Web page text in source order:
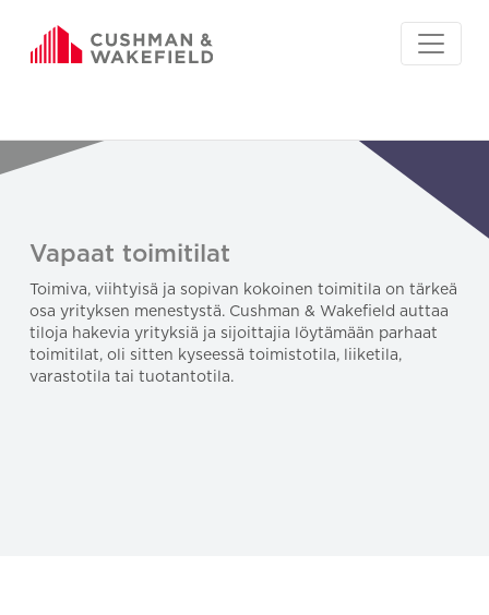
Vapaat toimitilat
Toimiva, viihtyisä ja sopivan kokoinen toimitila on tärkeä
osa yrityksen menestystä. Cushman & Wakefield auttaa
tiloja hakevia yrityksiä ja sijoittajia löytämään parhaat
toimitilat, oli sitten kyseessä toimistotila, liiketila,
varastotila tai tuotantotila.